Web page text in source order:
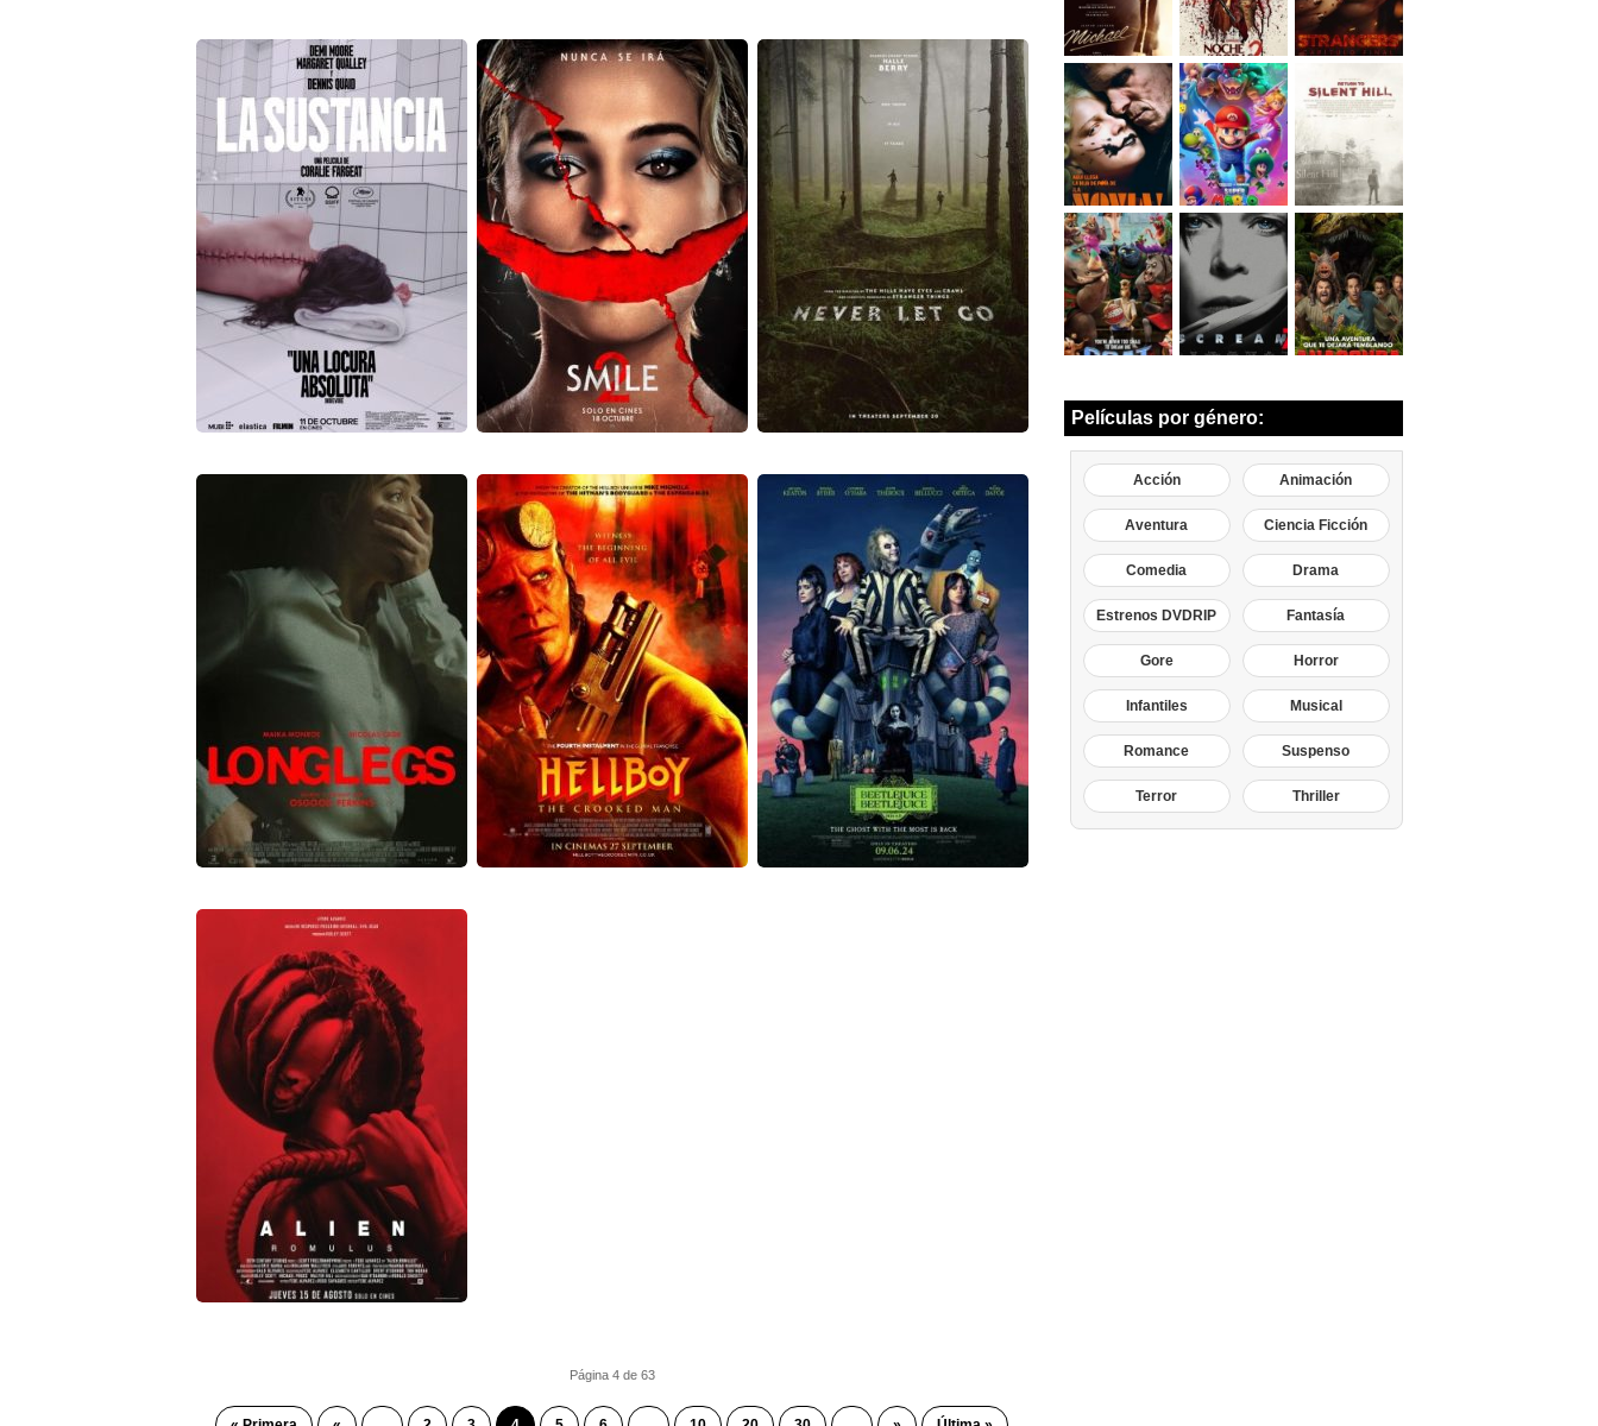
Página 4 de 63
Películas por género:
Acción Animación
Aventura Ciencia Ficción
Comedia Drama
Estrenos DVDRIP Fantasía
Gore Horror
Infantiles Musical
Romance Suspenso
Terror Thriller